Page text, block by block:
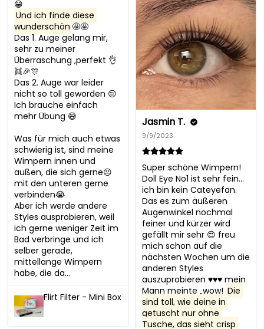
Und ich finde diese
wunderschön 🤩🤩
Das 1. Auge gelang mir,
sehr zu meiner
Überraschung ,perfekt 👌
👯🎉🎊
Das 2. Auge war leider
nicht so toll geworden 😔
Ich brauche einfach
mehr Übung 😅
Was für mich auch etwas
schwierig ist, sind meine
Wimpern innen und
außen, die sich gerne😣
mit den unteren gerne
verbinden😭
Aber ich werde andere
Styles ausprobieren, weil
ich gerne weniger Zeit im
Bad verbringe und ich
selber gerade,
mittellange Wimpern
habe, die da...
Flirt Filter - Mini Box
Jasmin T.
9/9/2023
Super schöne Wimpern!
Doll Eye No1 ist sehr fein…
ich bin kein Cateyefan.
Das es zum äußeren
Augenwinkel nochmal
feiner und kürzer wird
gefällt mir sehr 😍 freu
mich schon auf die
nächsten Wochen um die
anderen Styles
auszuprobieren ♥️♥️♥️ mein
Mann meinte „wow! Die
sind toll, wie deine in
getuscht nur ohne
Tusche, das sieht crisp